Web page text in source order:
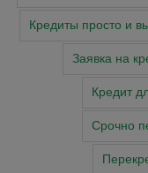
Кредиты просто и
Заявка на
Кредит
Срочно